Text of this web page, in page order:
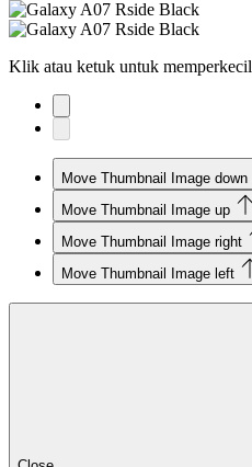
Klik atau ketuk untuk memperkecil
Move Thumbnail Image down
Move Thumbnail Image up
Move Thumbnail Image right
Move Thumbnail Image left